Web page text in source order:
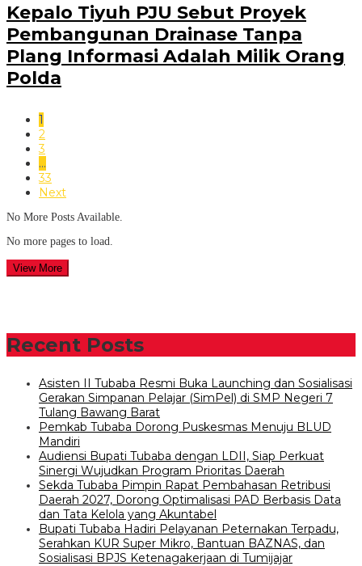
Kepalo Tiyuh PJU Sebut Proyek
Pembangunan Drainase Tanpa
Plang Informasi Adalah Milik Orang
Polda
1
2
3
…
33
Next
No More Posts Available.
No more pages to load.
View More
Recent Posts
Asisten II Tubaba Resmi Buka Launching dan Sosialisasi
Gerakan Simpanan Pelajar (SimPel) di SMP Negeri 7
Tulang Bawang Barat
Pemkab Tubaba Dorong Puskesmas Menuju BLUD
Mandiri
Audiensi Bupati Tubaba dengan LDII, Siap Perkuat
Sinergi Wujudkan Program Prioritas Daerah
Sekda Tubaba Pimpin Rapat Pembahasan Retribusi
Daerah 2027, Dorong Optimalisasi PAD Berbasis Data
dan Tata Kelola yang Akuntabel
Bupati Tubaba Hadiri Pelayanan Peternakan Terpadu,
Serahkan KUR Super Mikro, Bantuan BAZNAS, dan
Sosialisasi BPJS Ketenagakerjaan di Tumijajar